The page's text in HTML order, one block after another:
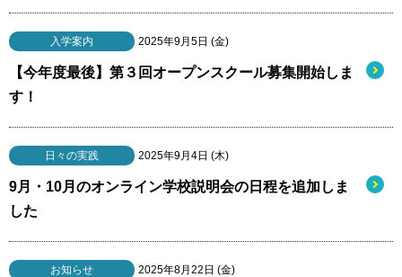
入学案内 2025年9月5日 (金)
【今年度最後】第３回オープンスクール募集開始しま
す！
日々の実践 2025年9月4日 (木)
9月・10月のオンライン学校説明会の日程を追加しま
した
お知らせ 2025年8月22日 (金)